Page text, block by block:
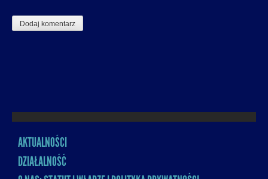
MENU
AKTUALNOŚCI
DZIAŁALNOŚĆ